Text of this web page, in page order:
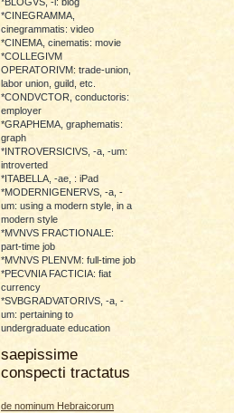
*CINEGRAMMA,
cinegrammatis: video
*CINEMA, cinematis: movie
*COLLEGIVM
OPERATORIVM: trade-union,
labor union, guild, etc.
*CONDVCTOR, conductoris:
employer
*GRAPHEMA, graphematis:
graph
*INTROVERSICIVS, -a, -um:
introverted
*ITABELLA, -ae, : iPad
*MODERNIGENERVS, -a, -
um: using a modern style, in a
modern style
*MVNVS FRACTIONALE:
part-time job
*MVNVS PLENVM: full-time job
*PECVNIA FACTICIA: fiat
currency
*SVBGRADVATORIVS, -a, -
um: pertaining to
undergraduate education
saepissime
conspecti tractatus
de nominum Hebraicorum